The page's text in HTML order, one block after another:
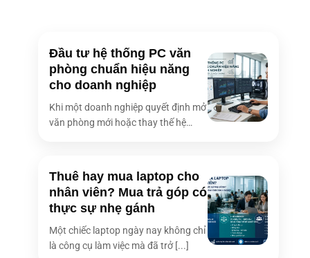
Đầu tư hệ thống PC văn
phòng chuẩn hiệu năng
cho doanh nghiệp
Khi một doanh nghiệp quyết định mở
văn phòng mới hoặc thay thế hệ
Thuê hay mua laptop cho
nhân viên? Mua trả góp có
thực sự nhẹ gánh
Một chiếc laptop ngày nay không chỉ
là công cụ làm việc mà đã trở [...]